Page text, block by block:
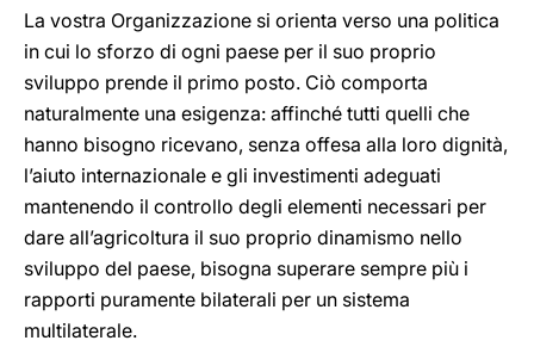
La vostra Organizzazione si orienta verso una politica
in cui lo sforzo di ogni paese per il suo proprio
sviluppo prende il primo posto. Ciò comporta
naturalmente una esigenza: affinché tutti quelli che
hanno bisogno ricevano, senza offesa alla loro dignità,
l’aiuto internazionale e gli investimenti adeguati
mantenendo il controllo degli elementi necessari per
dare all’agricoltura il suo proprio dinamismo nello
sviluppo del paese, bisogna superare sempre più i
rapporti puramente bilaterali per un sistema
multilaterale.